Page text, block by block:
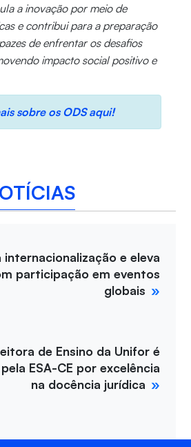
a inovação por meio de
e contribui para a preparação
de enfrentar os desafios
impacto social positivo e
sobre os ODS aqui!
e eleva
participação em eventos
globais
de Ensino da Unifor é
ESA-CE por excelência
na docência jurídica